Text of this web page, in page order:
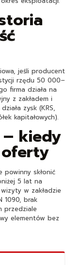
jeśli producent
rzędu 50 000–
firma działa na
z zakładem i
zysk (KRS,
kapitałowych).
kiedy
powinny skłonić
5 lat na
w zakładzie
1090, brak
przedziale
elementów bez